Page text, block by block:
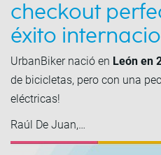
checkout
éxito
UrbanBiker nació en León en
de bicicletas, pero con una
eléctricas!
Raúl De Juan,…